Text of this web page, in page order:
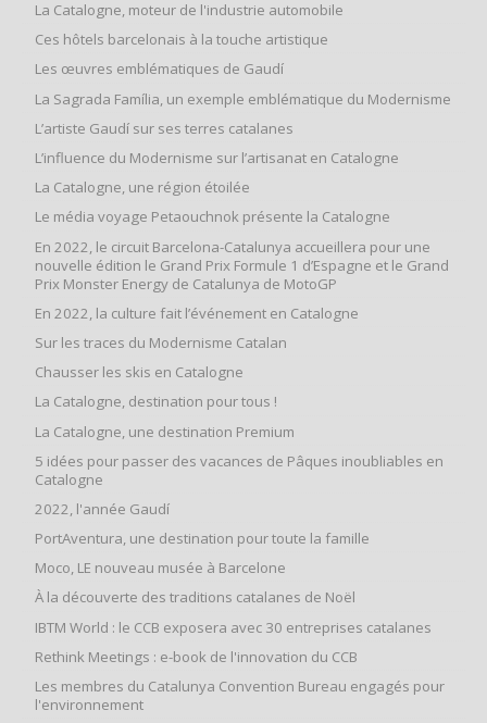
La Catalogne, moteur de l'industrie automobile
Ces hôtels barcelonais à la touche artistique
Les œuvres emblématiques de Gaudí
La Sagrada Família, un exemple emblématique du Modernisme
L’artiste Gaudí sur ses terres catalanes
L’influence du Modernisme sur l’artisanat en Catalogne
La Catalogne, une région étoilée
Le média voyage Petaouchnok présente la Catalogne
En 2022, le circuit Barcelona-Catalunya accueillera pour une
nouvelle édition le Grand Prix Formule 1 d’Espagne et le Grand
Prix Monster Energy de Catalunya de MotoGP
En 2022, la culture fait l’événement en Catalogne
Sur les traces du Modernisme Catalan
Chausser les skis en Catalogne
La Catalogne, destination pour tous !
La Catalogne, une destination Premium
5 idées pour passer des vacances de Pâques inoubliables en
Catalogne
2022, l'année Gaudí
PortAventura, une destination pour toute la famille
Moco, LE nouveau musée à Barcelone
À la découverte des traditions catalanes de Noël
IBTM World : le CCB exposera avec 30 entreprises catalanes
Rethink Meetings : e-book de l'innovation du CCB
Les membres du Catalunya Convention Bureau engagés pour
l'environnement